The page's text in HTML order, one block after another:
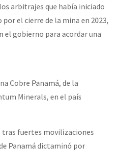
arbitrajes que había iniciado
el cierre de la mina en 2023,
el gobierno para acordar una
Cobre Panamá, de la
Minerals, en el país
tras fuertes movilizaciones
Panamá dictaminó por